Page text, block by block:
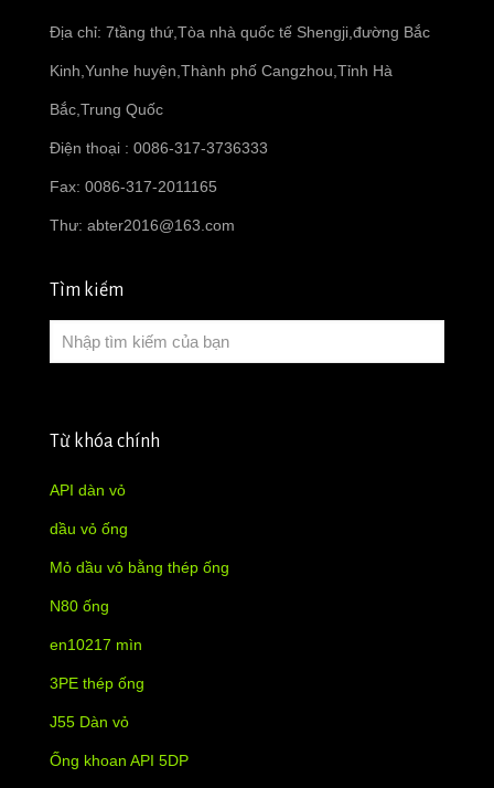
Địa chỉ: 7tầng thứ,Tòa nhà quốc tế Shengji,đường Bắc
Kinh,Yunhe huyện,Thành phố Cangzhou,Tỉnh Hà
Bắc,Trung Quốc
Điện thoại : 0086-317-3736333
Fax: 0086-317-2011165
Thư: abter2016@163.com
Tìm kiếm
Từ khóa chính
API dàn vỏ
dầu vỏ ống
Mỏ dầu vỏ bằng thép ống
N80 ống
en10217 mìn
3PE thép ống
J55 Dàn vỏ
Ống khoan API 5DP